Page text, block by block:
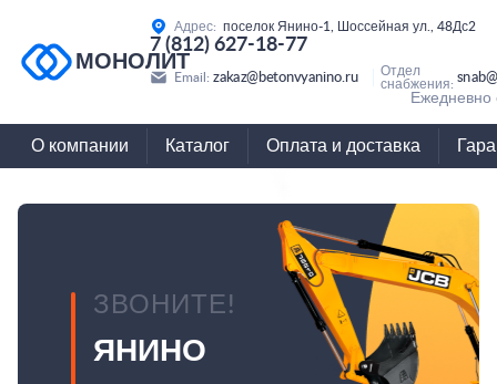
МОНОЛИТ
Адрес: поселок Янино-1, Шоссейная ул., 48Дс2
7 (812) 627-18-77
Email: zakaz@betonvyanino.ru
Отдел
снабжения:
Ежедневно
О компании Каталог Оплата и доставка
ЗВОНИТЕ!
ЯНИНО